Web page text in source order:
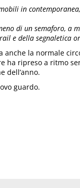
in
di un semaforo, a
e della segnaletica
anche la normale
ha ripreso a ritmo
dell’anno.
guardo.